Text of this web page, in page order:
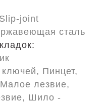
Slip-joint
сталь
Пинцет,
лезвие,
Шило -